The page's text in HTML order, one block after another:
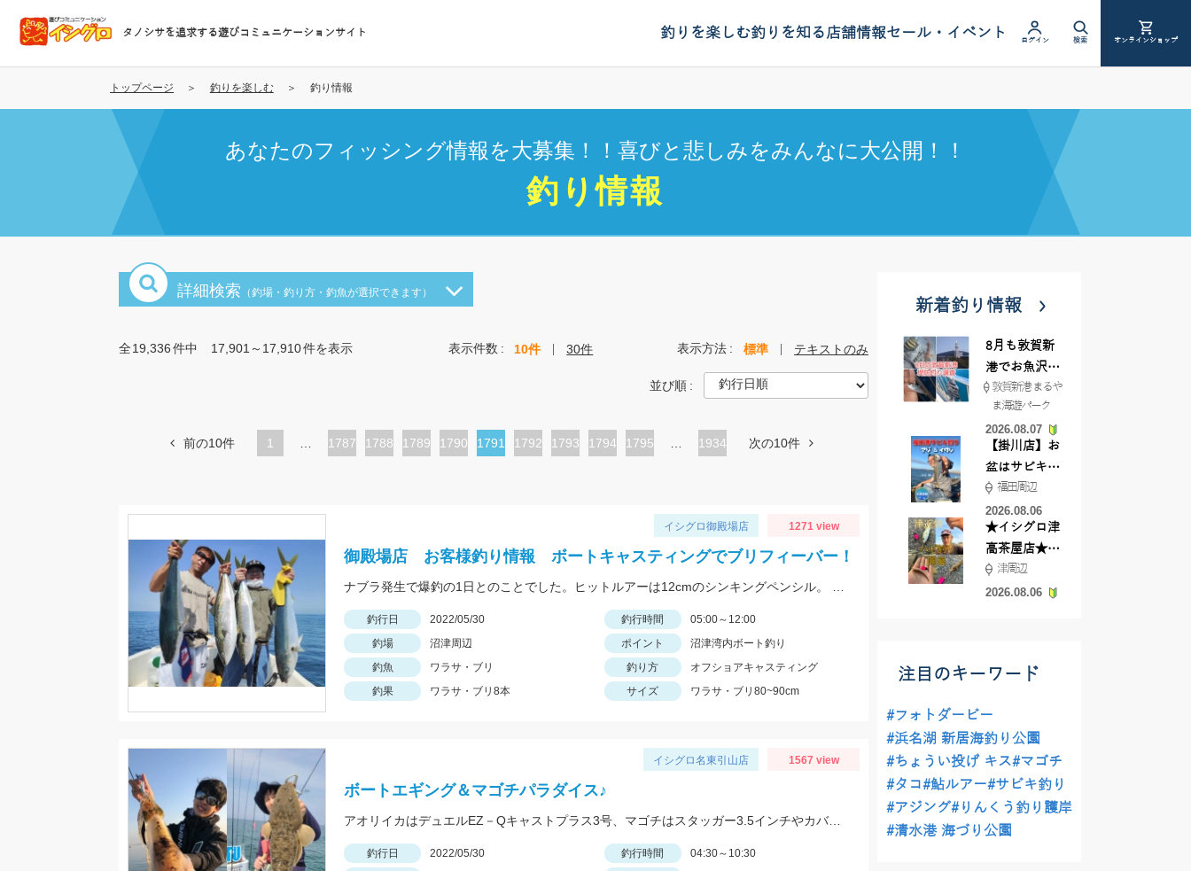
コ
テ
タノシサを追求する遊びコミュニケーションサイト 釣りを楽しむ釣りを知る店舗情報セール・イベント ログイン 検索 オンラインショップ
トップページ 釣りを楽しむ 釣り情報
あなたのフィッシング情報を大募集！！喜びと悲しみをみんなに大公開！！
釣り情報
詳細検索 （釣場・釣り方・釣魚が選択できます）
全19,336件中 17,901～17,910件を表示 表示件数 10件 30件 表示方法 標準 テキストのみ
並び順
前の10件 1
ペ
1787
ペ
1788
ペ
1789
ペ
1790
カ
ペ
1791
ペ
1792
ペ
1793
ペ
1794
ペ
1795 1934 次の10件
イシグロ御殿場店 1271 view
御殿場店 お客様釣り情報 ボートキャスティングでブリフィーバー！
釣行日 2022/05/30 釣行時間
05:00～12:00
釣場
沼津周辺 ポイント
沼津湾内ボート釣り
釣魚
ワラサ・ブリ 釣り方
オフショアキャスティング
釣果
ワラサ・ブリ8本 サイズ ワラサ・ブリ80~90cm
イシグロ名東引山店 1567 view
ボートエギング＆マゴチパラダイス♪
アオリイカはデュエルEZ－Qキャストプラス3号、マゴチはスタッガー3.5インチやカバークローグランデにヒット！
釣行日 2022/05/30 釣行時間
04:30～10:30
新着釣り情報
8月も敦賀新
港でお魚沢山
♪ イシグロ彦
根店
敦賀新港 まるや
ま海遊パーク
2026.08.07
【掛川店】お
盆はサビキ釣
りいきません
か?
福田周辺
2026.08.06
★イシグロ津
高茶屋店★津
近郊ハゼ釣れ
てます！
津周辺
2026.08.06
注目のキーワード
#フォトダービー
#浜名湖 新居海釣り公園
#ちょうい投げ キス#マゴチ
#タコ#鮎ルアー#サビキ釣り
#アジング#りんくう釣り護岸
#清水港 海づり公園